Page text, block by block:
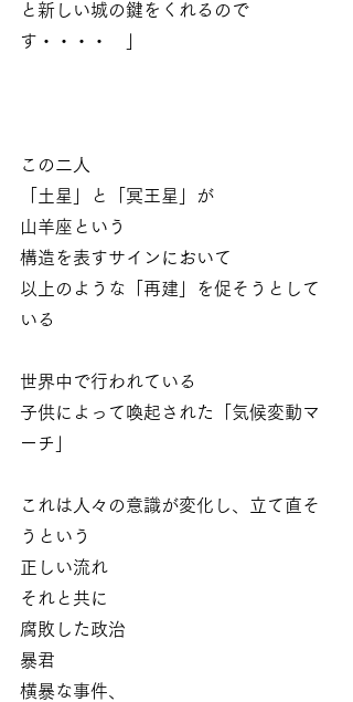
と新しい城の鍵をくれるので
す・・・・　」
この二人
「土星」と「冥王星」が
山羊座という
構造を表すサインにおいて
以上のような「再建」を促そうとして
いる
世界中で行われている
子供によって喚起された「気候変動マ
ーチ」
これは人々の意識が変化し、立て直そ
うという
正しい流れ
それと共に
腐敗した政治
暴君
横暴な事件、